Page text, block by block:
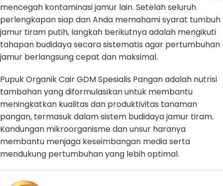
mencegah kontaminasi jamur lain. Setelah seluruh
perlengkapan siap dan Anda memahami syarat tumbuh
jamur tiram putih, langkah berikutnya adalah mengikuti
tahapan budidaya secara sistematis agar pertumbuhan
jamur berlangsung cepat dan maksimal.
Pupuk Organik Cair GDM Spesialis Pangan adalah nutrisi
tambahan yang diformulasikan untuk membantu
meningkatkan kualitas dan produktivitas tanaman
pangan, termasuk dalam sistem budidaya jamur tiram.
Kandungan mikroorganisme dan unsur haranya
membantu menjaga keseimbangan media serta
mendukung pertumbuhan yang lebih optimal.